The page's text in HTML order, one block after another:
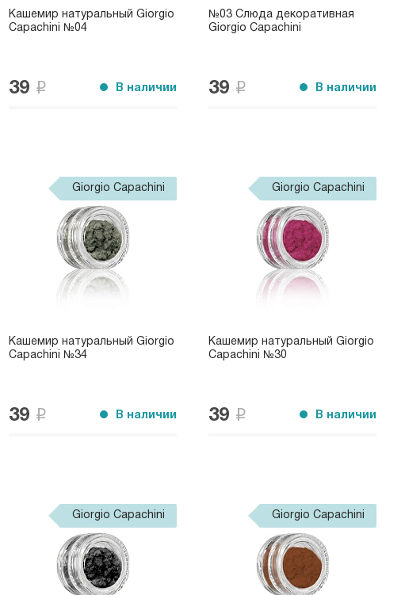
Кашемир натуральный Giorgio
Capachini №04
39 В наличии
№03 Слюда декоративная
Giorgio Capachini
39 В наличии
Giorgio Capachini
Кашемир натуральный Giorgio
Capachini №34
39 В наличии
Giorgio Capachini
Кашемир натуральный Giorgio
Capachini №30
39 В наличии
Giorgio Capachini Giorgio Capachini